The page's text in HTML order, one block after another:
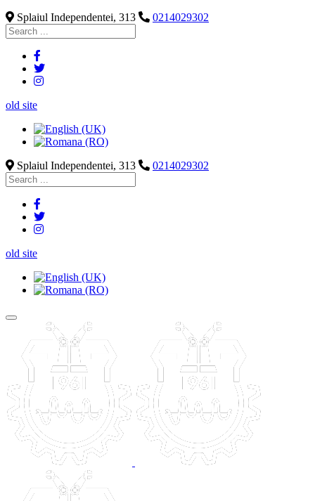
Splaiul Independentei, 313
0214029302
old site
Splaiul Independentei, 313 0214029302
old site